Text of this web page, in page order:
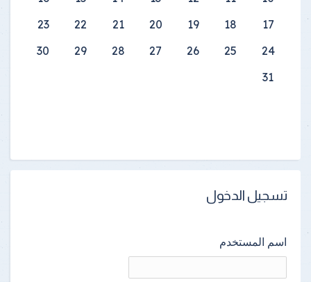
17
18
19
20
21
22
23
24
25
26
27
28
29
30
31
تسجيل الدخول
اسم المستخدم